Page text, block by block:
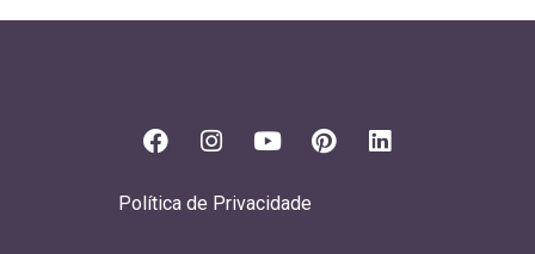
Política de Privacidade